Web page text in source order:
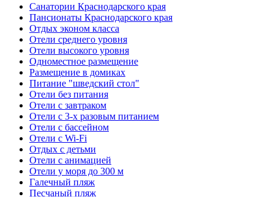
Санатории Краснодарского края
Пансионаты Краснодарского края
Отдых эконом класса
Отели среднего уровня
Отели высокого уровня
Одноместное размещение
Размещение в домиках
Питание "шведский стол"
Отели без питания
Отели c завтраком
Отели c 3-х разовым питанием
Отели с бассейном
Отели с Wi-Fi
Отдых с детьми
Отели с анимацией
Отели у моря до 300 м
Галечный пляж
Песчаный пляж